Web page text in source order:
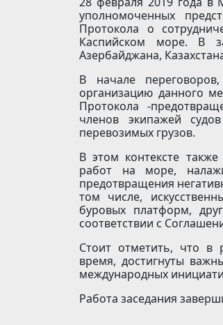
уполномоченных
Протокола о
Каспийском море. В
Азербайджана,
В начале
организацию данного
Протокола -
членов экипажей
перевозимых грузов.
В этом контексте
работ на море,
предотвращения
том числе,
буровых платформ,
соответствии с
Стоит отметить, что в
время, достигнуты
международных
Работа заседания